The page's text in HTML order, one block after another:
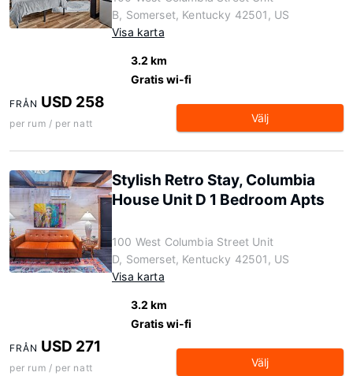
B, Somerset, Kentucky 42501, US
Visa karta
3.2 km
Gratis wi-fi
FRÅN USD 258
per rum / per natt Välj
Stylish Retro Stay, Columbia
House Unit D 1 Bedroom Apts
100 West Columbia Street Unit
D, Somerset, Kentucky 42501, US
Visa karta
3.2 km
Gratis wi-fi
FRÅN USD 271
per rum / per natt Välj